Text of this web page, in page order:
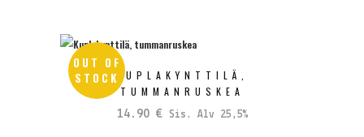
OUT OF
STOCKKUPLAKYNTTILÄ,
TUMMANRUSKEA
14.90 € Sis. Alv 25,5%